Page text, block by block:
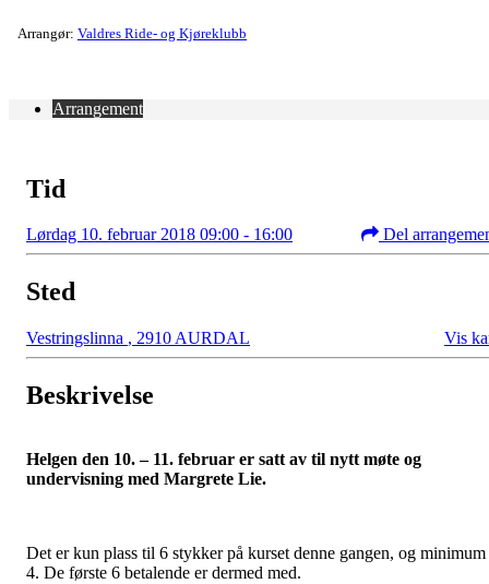
Arrangør: Valdres Ride- og Kjøreklubb
Arrangement
Tid
Lørdag 10. februar 2018 09:00 - 16:00 Del
Sted
Vestringslinna , 2910 AURDAL Vis
Beskrivelse
Helgen den 10. – 11. februar er satt av til nytt møte og
undervisning med Margrete Lie.
Det er kun plass til 6 stykker på kurset denne gangen, og minimum
4. De første 6 betalende er dermed med.